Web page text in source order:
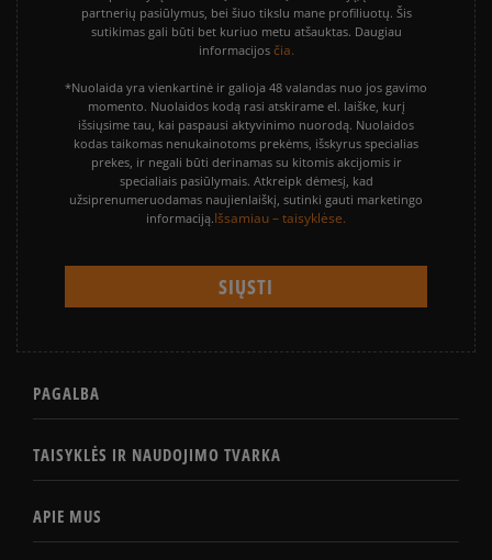
partnerių pasiūlymus, bei šiuo tikslu mane profiliuotų. Šis
sutikimas gali būti bet kuriuo metu atšauktas. Daugiau
informacijos čia.
*Nuolaida yra vienkartinė ir galioja 48 valandas nuo jos gavimo
momento. Nuolaidos kodą rasi atskirame el. laiške, kurį
išsiųsime tau, kai paspausi aktyvinimo nuorodą. Nuolaidos
kodas taikomas nenukainotoms prekėms, išskyrus specialias
prekes, ir negali būti derinamas su kitomis akcijomis ir
specialiais pasiūlymais. Atkreipk dėmesį, kad
užsiprenumeruodamas naujienlaiškį, sutinki gauti marketingo
informaciją.Išsamiau – taisyklėse.
PAGALBA
TAISYKLĖS IR NAUDOJIMO TVARKA
APIE MUS